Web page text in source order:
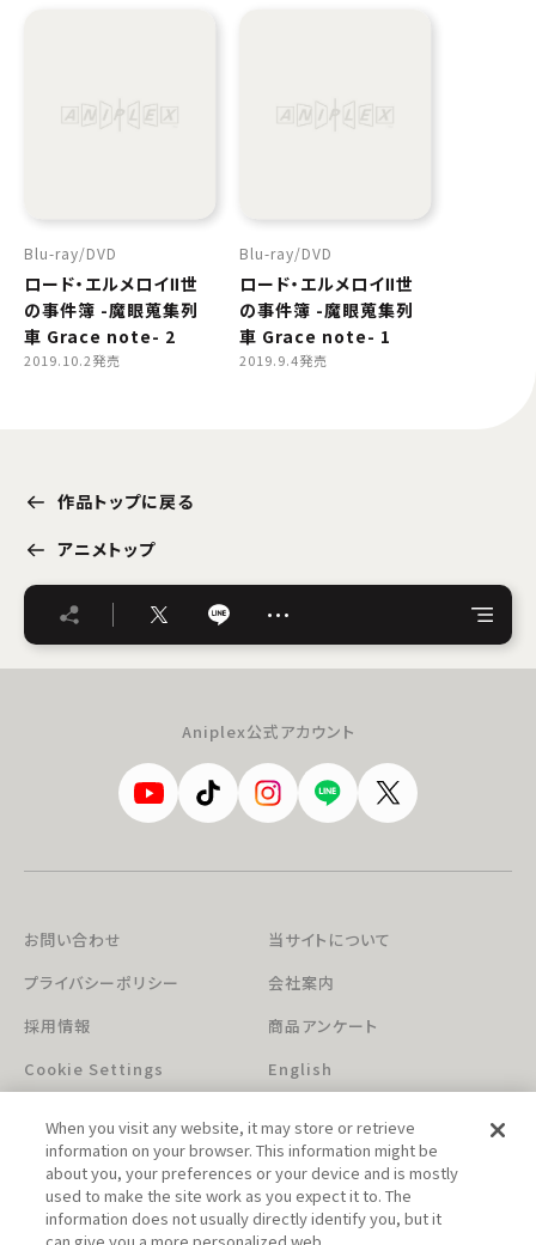
Blu-ray DVD
ロード・エルメロイⅡ世
の事件簿 -魔眼蒐集列
車 Grace note- 2
2019.10.2発売
Blu-ray DVD
ロード・エルメロイⅡ世
の事件簿 -魔眼蒐集列
車 Grace note- 1
2019.9.4発売
作品トップに戻る
アニメトップ
…
Aniplex公式アカウント
お問い合わせ
当サイトについて
プライバシーポリシー
会社案内
採用情報
商品アンケート
Cookie Settings
English
When you visit any website, it may store or retrieve
information on your browser. This information might be
about you, your preferences or your device and is mostly
used to make the site work as you expect it to. The
information does not usually directly identify you, but it